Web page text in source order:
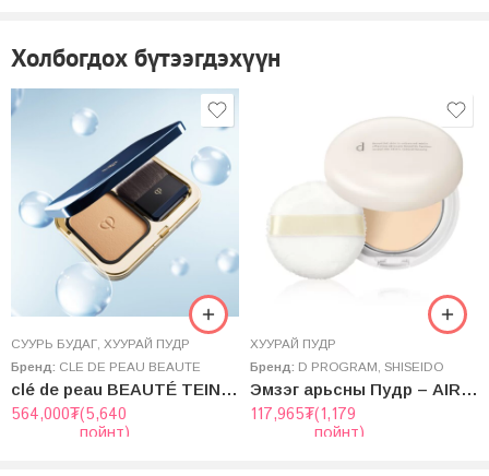
Холбогдох бүтээгдэхүүн
СУУРЬ БУДАГ ХУУРАЙ ПУДР
Бренд: CLE DE PEAU BEAUTE
clé de peau BEAUTÉ TEINT POUDRE ÉCLAT Ⅱ (with case + brush) SPF25/PA++
564,000₮(5,640
пойнт)
ХУУРАЙ ПУДР
Бренд: D PROGRAM SHISEIDO
Эмзэг арьсны Пудр – AIRY SKIN CARE VEIL
117,965₮(1,179
пойнт)